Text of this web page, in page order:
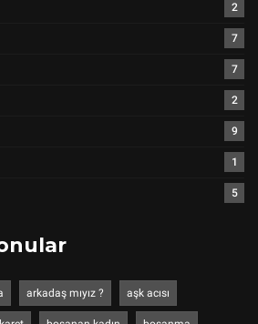
2
7
7
2
9
1
5
arkadaş mıyız ? aşk acısı